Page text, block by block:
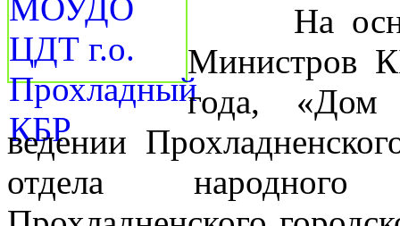
На
Министров
года, «Дом
ведении
отдела народного